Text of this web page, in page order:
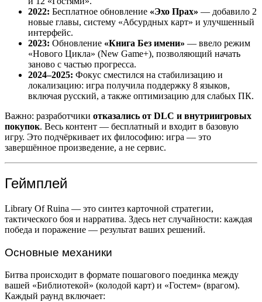
2022: Бесплатное обновление «Эхо Прах» — добавило 2
новые главы, систему «Абсурдных карт» и улучшенный
интерфейс.
2023: Обновление «Книга Без имени» — ввело режим
«Нового Цикла» (New Game+), позволяющий начать
заново с частью прогресса.
2024–2025: Фокус сместился на стабилизацию и
локализацию: игра получила поддержку 8 языков,
включая русский, а также оптимизацию для слабых ПК.
Важно: разработчики отказались от DLC и внутриигровых
покупок. Весь контент — бесплатный и входит в базовую
игру. Это подчёркивает их философию: игра — это
завершённое произведение, а не сервис.
Геймплей
Library Of Ruina — это синтез карточной стратегии,
тактического боя и нарратива. Здесь нет случайности: каждая
победа и поражение — результат ваших решений.
Основные механики
Битва происходит в формате пошагового поединка между
вашей «Библиотекой» (колодой карт) и «Гостем» (врагом).
Каждый раунд включает: